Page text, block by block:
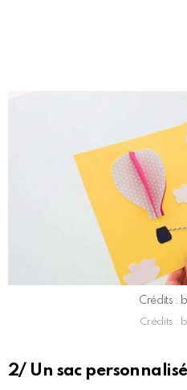
Crédits :
Crédits :
2/ Un sac personnalisé